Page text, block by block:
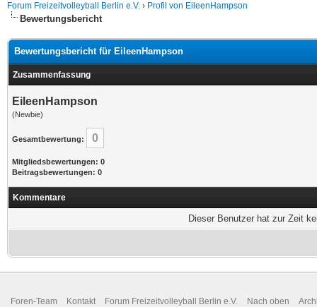
Forum Freizeitvolleyball Berlin e.V. › Profil von EileenHampson
Bewertungsbericht
Bewertungsbericht für EileenHampson
Zusammenfassung
EileenHampson
(Newbie)
Gesamtbewertung: 0
Mitgliedsbewertungen: 0
Beitragsbewertungen: 0
Kommentare
Dieser Benutzer hat zur Zeit
Foren-Team Kontakt Forum Freizeitvolleyball Berlin e.V. Nach oben